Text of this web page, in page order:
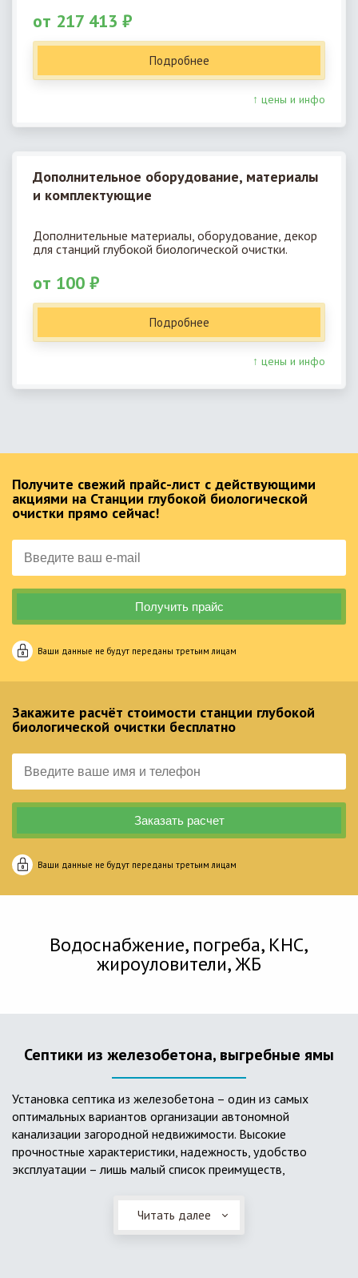
от 217 413 ₽
Подробнее
↑ цены и инфо
Дополнительное оборудование, материалы
и комплектующие
Дополнительные материалы, оборудование, декор
для станций глубокой биологической очистки.
от 100 ₽
Подробнее
↑ цены и инфо
Получите свежий прайс-лист с действующими
акциями на Станции глубокой биологической
очистки прямо сейчас!
Ваши данные не будут переданы третьим лицам
Закажите расчёт стоимости станции глубокой
биологической очистки бесплатно
Ваши данные не будут переданы третьим лицам
Водоснабжение, погреба, КНС,
жироуловители, ЖБ
Септики из железобетона, выгребные ямы
Установка септика из железобетона – один из самых
оптимальных вариантов организации автономной
канализации загородной недвижимости. Высокие
прочностные характеристики, надежность, удобство
эксплуатации – лишь малый список преимуществ,
Он независим от источников электроэнергии, прост в
применении, и стоек к внешним механическим
Читать далее